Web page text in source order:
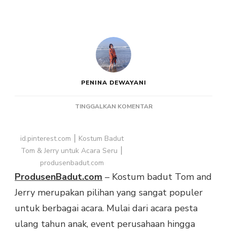
PENINA DEWAYANI
TINGGALKAN KOMENTARPADA
ACARA
SERU
id.pinterest.com ⎮ Kostum Badut
Tom & Jerry untuk Acara Seru ⎮
produsenbadut.com
ProdusenBadut.com – Kostum badut Tom and
Jerry merupakan pilihan yang sangat populer
untuk berbagai acara. Mulai dari acara pesta
ulang tahun anak, event perusahaan hingga